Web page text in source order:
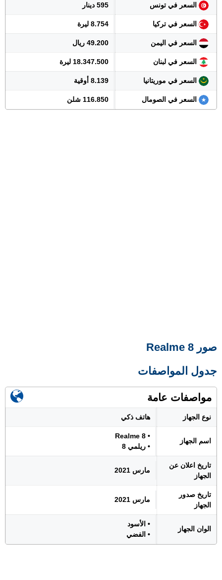
السعر في تونس 595 دينار
السعر في تركيا 8.754 ليرة
السعر في اليمن 49.200 ريال
السعر في لبنان 18.347.500 ليرة
السعر في موريتانيا 8.139 أوقية
السعر في الصومال 116.850 شلن
صور Realme 8
جدول المواصفات
مواصفات عامة
نوع الجهاز هاتف ذكي
اسم الجهاز
• Realme 8
• ريلمي 8
تاريخ اعلان عن
الجهاز
مارس 2021
تاريخ صدور
الجهاز
مارس 2021
الوان الجهاز
• الأسود
• الفضي